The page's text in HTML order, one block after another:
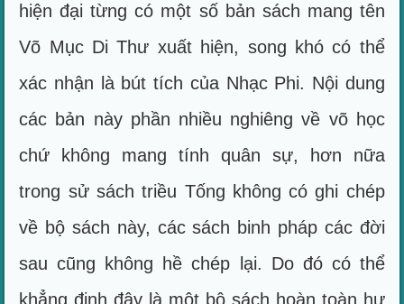
hiện đại từng có một số bản sách mang tên
Võ Mục Di Thư xuất hiện, song khó có thể
xác nhận là bút tích của Nhạc Phi. Nội dung
các bản này phần nhiều nghiêng về võ học
chứ không mang tính quân sự, hơn nữa
trong sử sách triều Tống không có ghi chép
về bộ sách này, các sách binh pháp các đời
sau cũng không hề chép lại. Do đó có thể
khẳng định đây là một bộ sách hoàn toàn hư